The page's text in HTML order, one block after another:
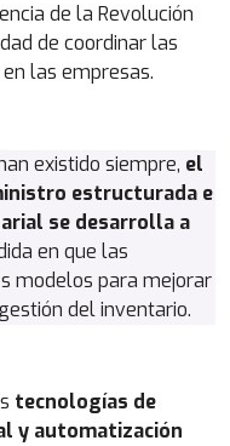
de la Revolución
de coordinar las
las empresas.
existido siempre, el
estructurada e
se desarrolla a
en que las
modelos para mejorar
del inventario.
tecnologías de
y automatización